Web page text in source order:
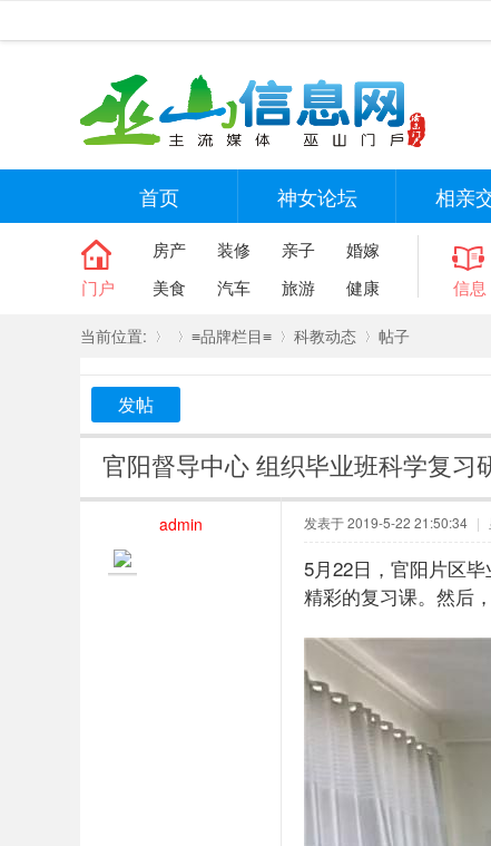
首页 神女论坛 相亲
门户
房产 装修 亲子
婚嫁
美食
汽车 旅游 健康 信息
当前位置:
» ›
≡品牌栏目≡
›
科教动态
›
帖子
发帖
官阳督导中心 组织毕业班科学复习
admin 发表于 2019-5-22 21:50:34 |
5月22日，官阳片区
精彩的复习课。然后